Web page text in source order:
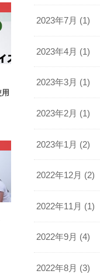
2023年7月 (1)
2023年4月 (1)
2023年3月 (1)
2023年2月 (1)
2023年1月 (2)
2022年12月 (2)
2022年11月 (1)
2022年9月 (4)
2022年8月 (3)